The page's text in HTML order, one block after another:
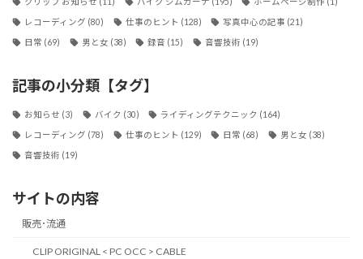
レコーディング (80) 仕事のヒント (128) 写真中心の記事 (21)
日常 (69) 男と女 (38) 録音 (15) 音響技術 (19)
記事の小分類【タグ】
お知らせ (3) バイク (30) ライディングテクニック (164)
レコーディング (78) 仕事のヒント (129) 日常 (68) 男と女 (38)
音響技術 (19)
サイトの内容
販売･流通
CLIP ORIGINAL < PC OCC > CABLE